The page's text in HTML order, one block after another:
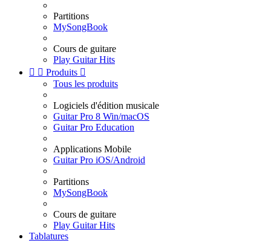
Partitions
MySongBook
Cours de guitare
Play Guitar Hits
  Produits 
Tous les produits
Logiciels d'édition musicale
Guitar Pro 8 Win/macOS
Guitar Pro Education
Applications Mobile
Guitar Pro iOS/Android
Partitions
MySongBook
Cours de guitare
Play Guitar Hits
Tablatures